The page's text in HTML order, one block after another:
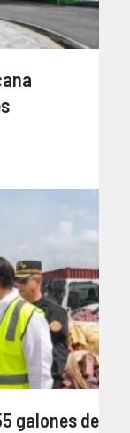
galones de